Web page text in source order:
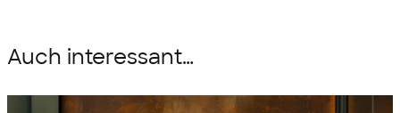
Auch interessant…